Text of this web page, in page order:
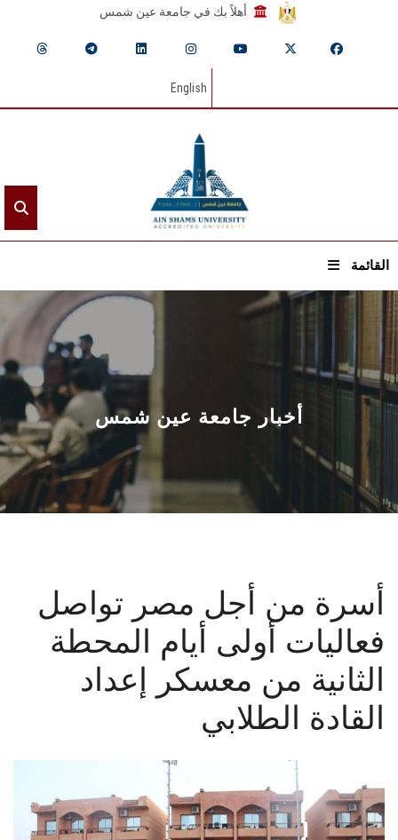
أهلاً بك في جامعة عين شمس
English
القائمة
الرئيسيـة
عن الجامعة
القطاعـات
الشئون الأكاديمية
البحث العلمي
المراكز والوحدات
الأنظمة الذكية
الطلاب
أخبار جامعة عين شمس
أسرة من أجل مصر تواصل
فعاليات أولى أيام المحطة
الثانية من معسكر إعداد
القادة الطلابي